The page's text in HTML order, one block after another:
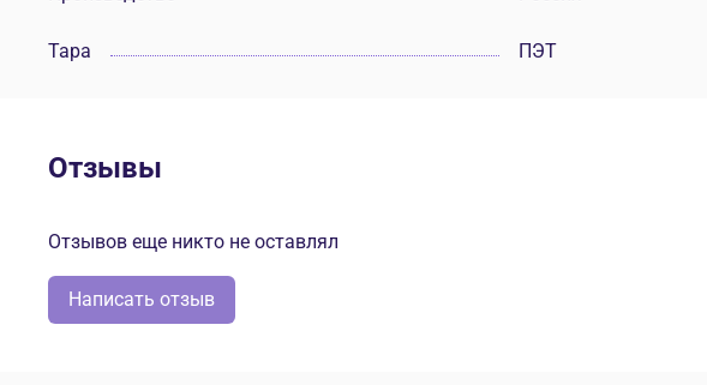
Тара ПЭТ
Отзывы
Отзывов еще никто не оставлял
Написать отзыв